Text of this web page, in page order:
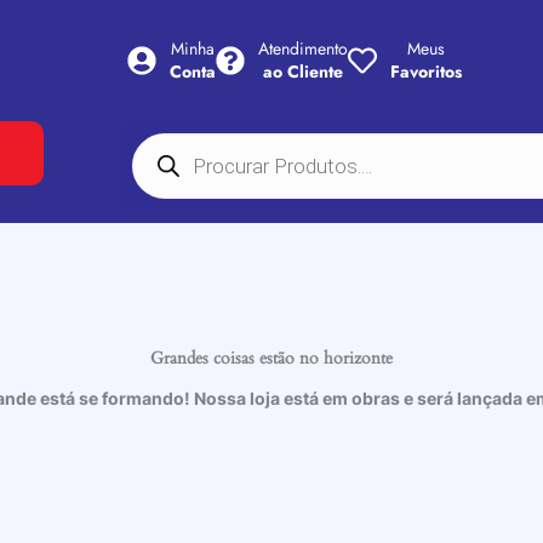
Minha
Conta
Atendimento
ao Cliente
Meus
Favoritos
Pesquisar
produtos
Grandes coisas estão no horizonte
está se formando! Nossa loja está em obras e será lançada